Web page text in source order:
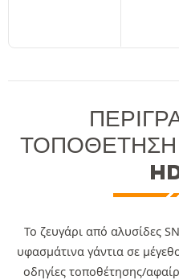
ΤΟΠΟΘΈΤΗΣΗ
Το ζευγάρι από αλυσίδες
υφασμάτινα γάντια σε
οδηγίες τοποθέτησης/